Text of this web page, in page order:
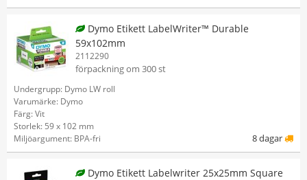
Dymo Etikett LabelWriter™ Durable
59x102mm
2112290
förpackning om 300 st
Undergrupp: Dymo LW roll
Varumärke: Dymo
Färg: Vit
Storlek: 59 x 102 mm
Miljöargument: BPA-fri
8 dagar
Dymo Etikett Labelwriter 25x25mm Square